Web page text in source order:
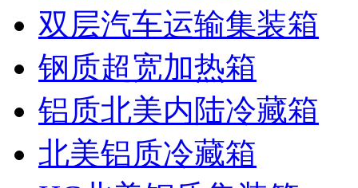
双层汽车运输集装箱
钢质超宽加热箱
铝质北美内陆冷藏箱
北美铝质冷藏箱